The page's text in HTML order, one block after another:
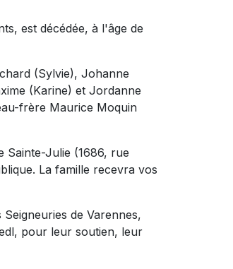
est décédée, à l'âge de
(Sylvie), Johanne
(Karine) et Jordanne
frère Maurice Moquin
Sainte-Julie (1686, rue
La famille recevra vos
de Varennes,
pour leur soutien, leur